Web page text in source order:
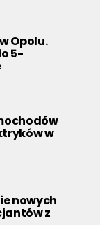
Opolu.
5-
w
nowych
z